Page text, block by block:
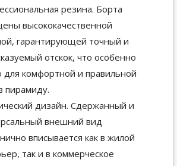
резина. Борта
высококачественной
гарантирующей точный и
отскок, что особенно
для комфортной и правильной
пирамиду.
дизайн. Сдержанный и
внешний вид
вписывается как в жилой
так и в коммерческое